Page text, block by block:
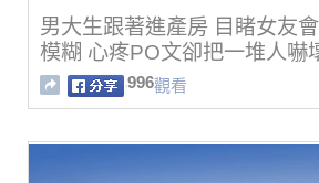
男大生跟著進產房 目睹女友
模糊 心疼PO文卻把一堆人嚇
996觀看